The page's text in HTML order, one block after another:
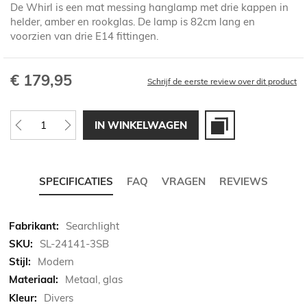
de
afbeeldingen-
gallerij
De Whirl is een mat messing hanglamp met drie kappen in
helder, amber en rookglas. De lamp is 82cm lang en
voorzien van drie E14 fittingen.
€ 179,95 Schrijf de eerste review over dit product
IN WINKELWAGEN
SPECIFICATIES FAQ VRAGEN REVIEWS
Meer
informatie
Searchlight
SL-24141-3SB
Modern
Metaal, glas
Divers